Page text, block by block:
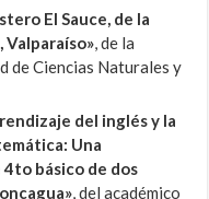
El Sauce, de la
Valparaíso», de la
de Ciencias Naturales y
del inglés y la
Una
básico de dos
, del académico